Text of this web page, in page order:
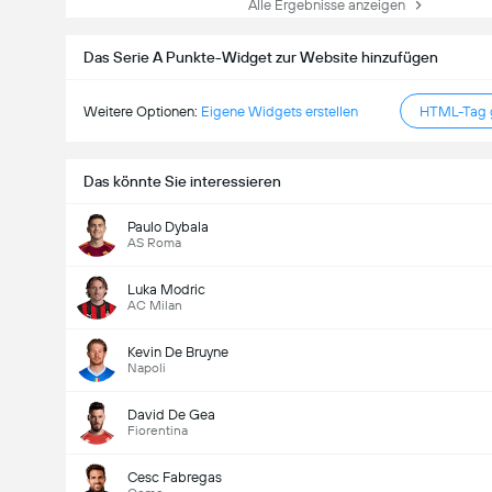
Alle Ergebnisse anzeigen
Das Serie A Punkte-Widget zur Website hinzufügen
Weitere Optionen: Eigene Widgets erstellen HTML-Tag
Das könnte Sie interessieren
Paulo Dybala
AS Roma
Luka Modric
AC Milan
Kevin De Bruyne
Napoli
David De Gea
Fiorentina
Cesc Fabregas